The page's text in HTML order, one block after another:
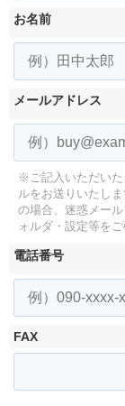
お名前
メールアドレス
※ご記入いただいた
ルをお送りいたしま
の場合、迷惑メー
ォルダ・設定等をご
電話番号
FAX